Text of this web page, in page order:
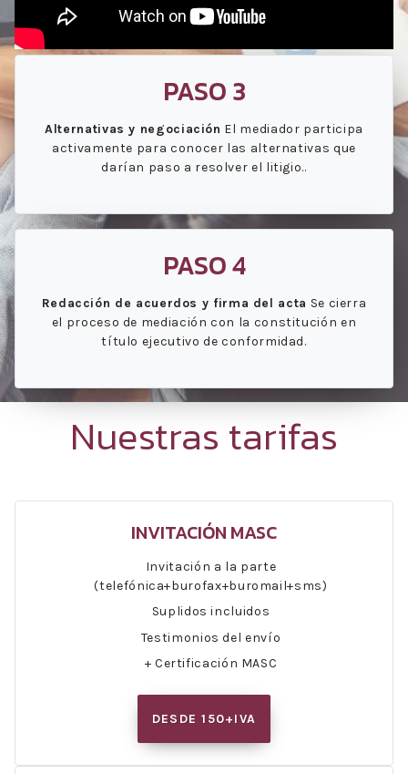
PASO 3
Alternativas y negociación El mediador participa
activamente para conocer las alternativas que
darían paso a resolver el litigio..
PASO 4
Redacción de acuerdos y firma del acta Se cierra
el proceso de mediación con la constitución en
título ejecutivo de conformidad.
Nuestras tarifas
INVITACIÓN MASC
Invitación a la parte
(telefónica+burofax+buromail+sms)
Suplidos incluidos
Testimonios del envío
+ Certificación MASC
DESDE 150+IVA